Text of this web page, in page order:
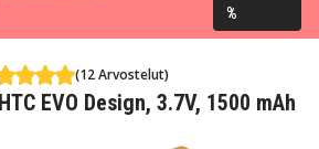
%
(12 Arvostelut)
EVO Design, 3.7V, 1500 mAh